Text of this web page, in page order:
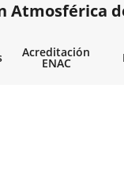
Atmosférica
Acreditación
ENAC